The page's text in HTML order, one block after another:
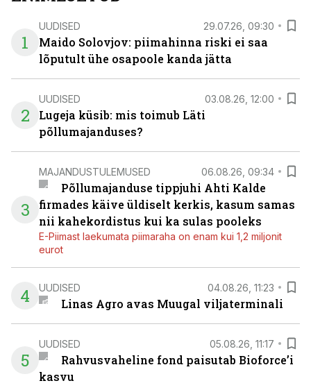
1
UUDISED 29.07.26, 09:30
Maido Solovjov: piimahinna riski ei saa
lõputult ühe osapoole kanda jätta
2
UUDISED 03.08.26, 12:00
Lugeja küsib: mis toimub Läti
põllumajanduses?
3
MAJANDUSTULEMUSED 06.08.26, 09:34
Põllumajanduse tippjuhi Ahti Kalde
firmades käive üldiselt kerkis, kasum samas
nii kahekordistus kui ka sulas pooleks
E-Piimast laekumata piimaraha on enam kui 1,2 miljonit
eurot
4 UUDISED 04.08.26, 11:23
Linas Agro avas Muugal viljaterminali
5
UUDISED 05.08.26, 11:17
Rahvusvaheline fond paisutab Bioforce’i
kasvu